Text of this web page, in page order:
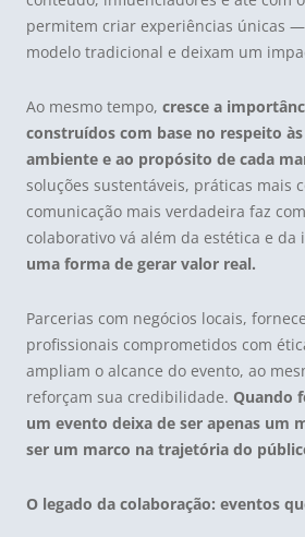
permitem criar experiências únicas
modelo tradicional e deixam um
Ao mesmo tempo, cresce a
construídos com base no respeito às
ambiente e ao propósito de cada
soluções sustentáveis, práticas mais
comunicação mais verdadeira faz
colaborativo vá além da estética e da
uma forma de gerar valor real.
Parcerias com negócios locais,
profissionais comprometidos com
ampliam o alcance do evento, ao
reforçam sua credibilidade. Quando
um evento deixa de ser apenas um
ser um marco na trajetória do
O legado da colaboração: eventos